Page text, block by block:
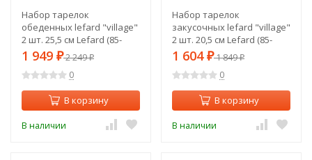
Набор тарелок
обеденных lefard "village"
2 шт. 25,5 см Lefard (85-
1821)
1 949 ₽2 249₽
0
В корзину
В наличии
Набор тарелок
закусочных lefard "village"
2 шт. 20,5 см Lefard (85-
1820)
1 604 ₽1 849₽
0
В корзину
В наличии